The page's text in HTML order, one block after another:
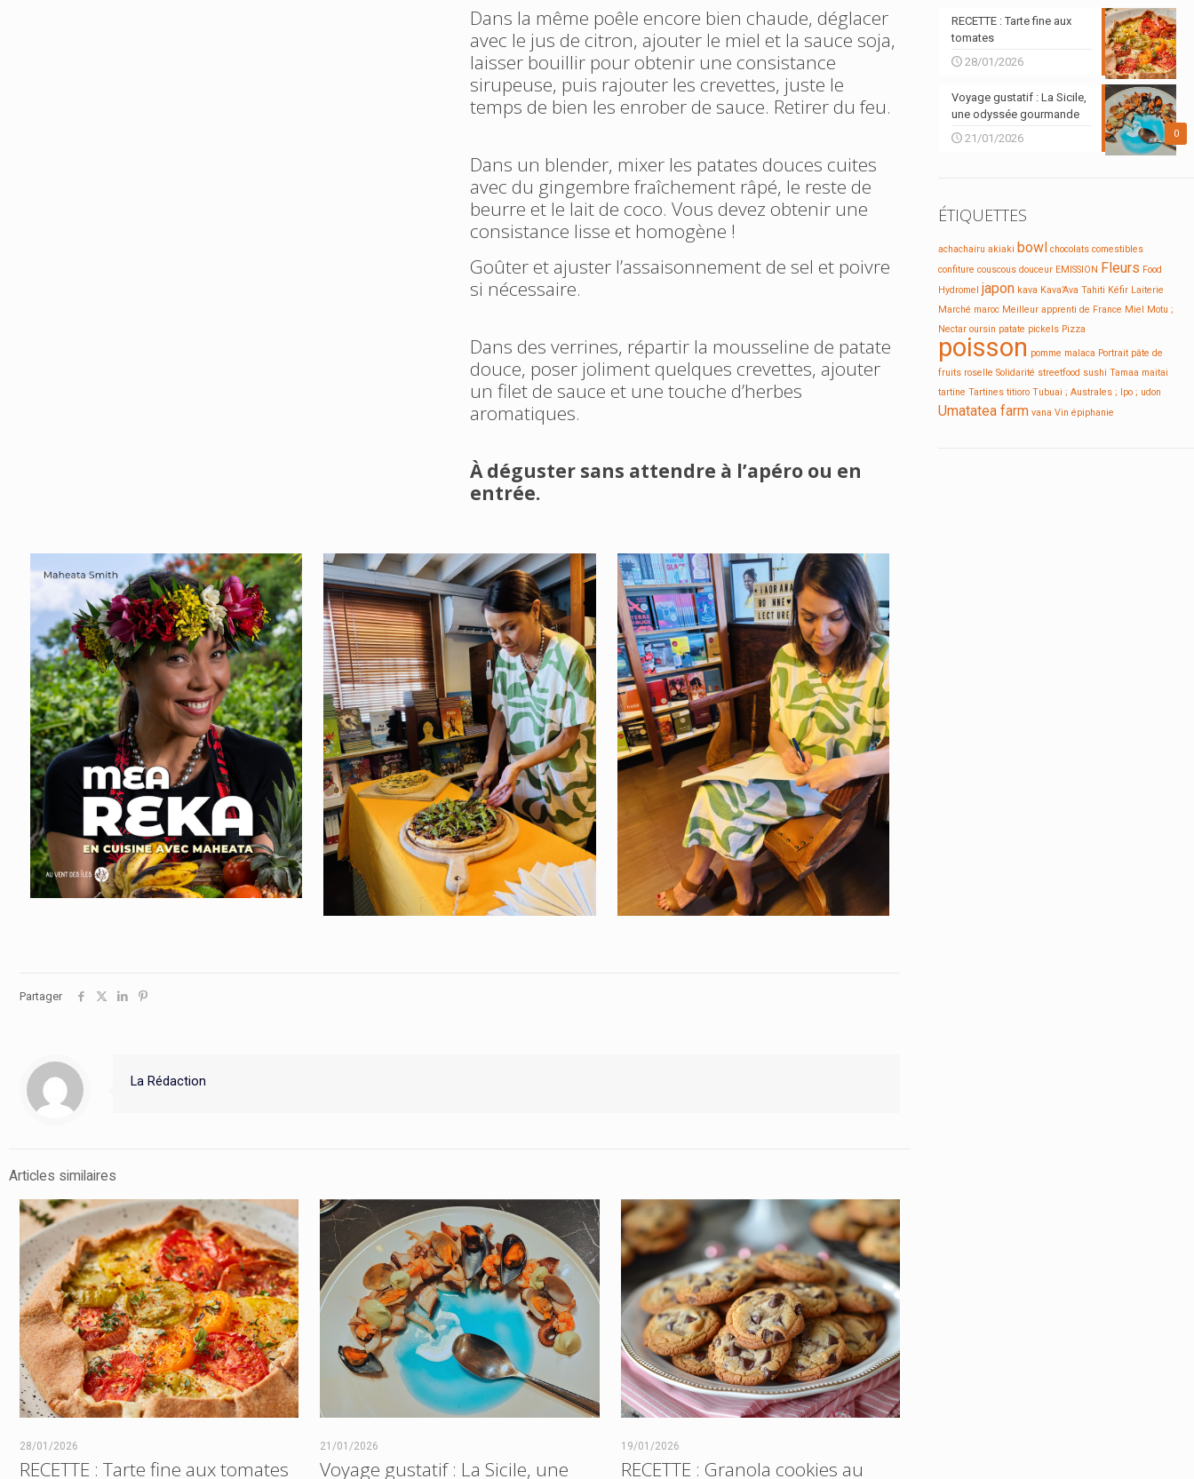
Dans la même poêle encore bien chaude, déglacer
avec le jus de citron, ajouter le miel et la sauce soja,
laisser bouillir pour obtenir une consistance
sirupeuse, puis rajouter les crevettes, juste le
temps de bien les enrober de sauce. Retirer du feu.
Dans un blender, mixer les patates douces cuites
avec du gingembre fraîchement râpé, le reste de
beurre et le lait de coco. Vous devez obtenir une
consistance lisse et homogène !
Goûter et ajuster l’assaisonnement de sel et poivre
si nécessaire.
Dans des verrines, répartir la mousseline de patate
douce, poser joliment quelques crevettes, ajouter
un filet de sauce et une touche d’herbes
aromatiques.
À déguster sans attendre à l’apéro ou en
entrée.
Partager
La Rédaction
Articles similaires
28/01/2026
RECETTE : Tarte fine aux tomates
21/01/2026
Voyage gustatif : La Sicile, une
19/01/2026
RECETTE : Granola cookies au
RECETTE : Tarte fine aux
tomates
28/01/2026
0
Voyage gustatif : La Sicile,
une odyssée gourmande
21/01/2026
ÉTIQUETTES
achachairu akiaki bowl chocolats comestibles
confiture couscous douceur EMISSION Fleurs Food
Hydromel japon kava Kava’Ava Tahiti Kéfir Laiterie
Marché maroc Meilleur apprenti de France Miel
Motu ;
Nectar oursin patate pickels Pizza
poisson pomme malaca Portrait pâte de
fruits roselle Solidarité streetfood sushi Tamaa maitai
tartine Tartines titioro Tubuai ; Australes ; Ipo ; udon
Umatatea farm vana Vin épiphanie